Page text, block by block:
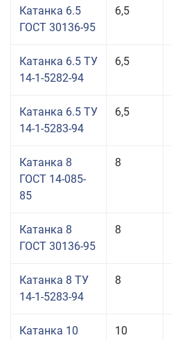
Катанка 6.5
ГОСТ 30136-95
6,5
Катанка 6.5 ТУ
14-1-5282-94
6,5
Катанка 6.5 ТУ
14-1-5283-94
6,5
Катанка 8
ГОСТ 14-085-
85
8
Катанка 8
ГОСТ 30136-95
8
Катанка 8 ТУ
14-1-5283-94
8
Катанка 10
10